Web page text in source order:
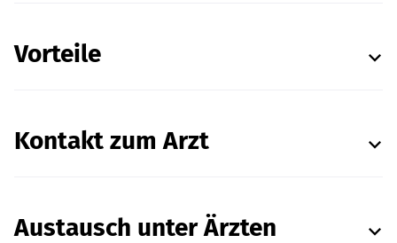
Vorteile
Kontakt zum Arzt
Austausch unter Ärzten